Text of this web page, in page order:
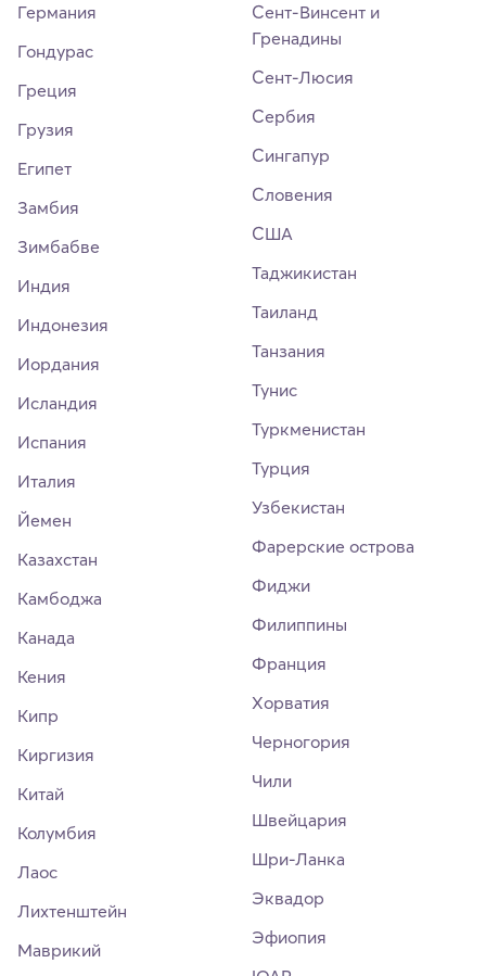
Германия
Гондурас
Греция
Грузия
Египет
Замбия
Зимбабве
Индия
Индонезия
Иордания
Исландия
Испания
Италия
Йемен
Казахстан
Камбоджа
Канада
Кения
Кипр
Киргизия
Китай
Колумбия
Лаос
Лихтенштейн
Маврикий
Сент-Винсент и
Гренадины
Сент-Люсия
Сербия
Сингапур
Словения
США
Таджикистан
Таиланд
Танзания
Тунис
Туркменистан
Турция
Узбекистан
Фарерские острова
Фиджи
Филиппины
Франция
Хорватия
Черногория
Чили
Швейцария
Шри-Ланка
Эквадор
Эфиопия